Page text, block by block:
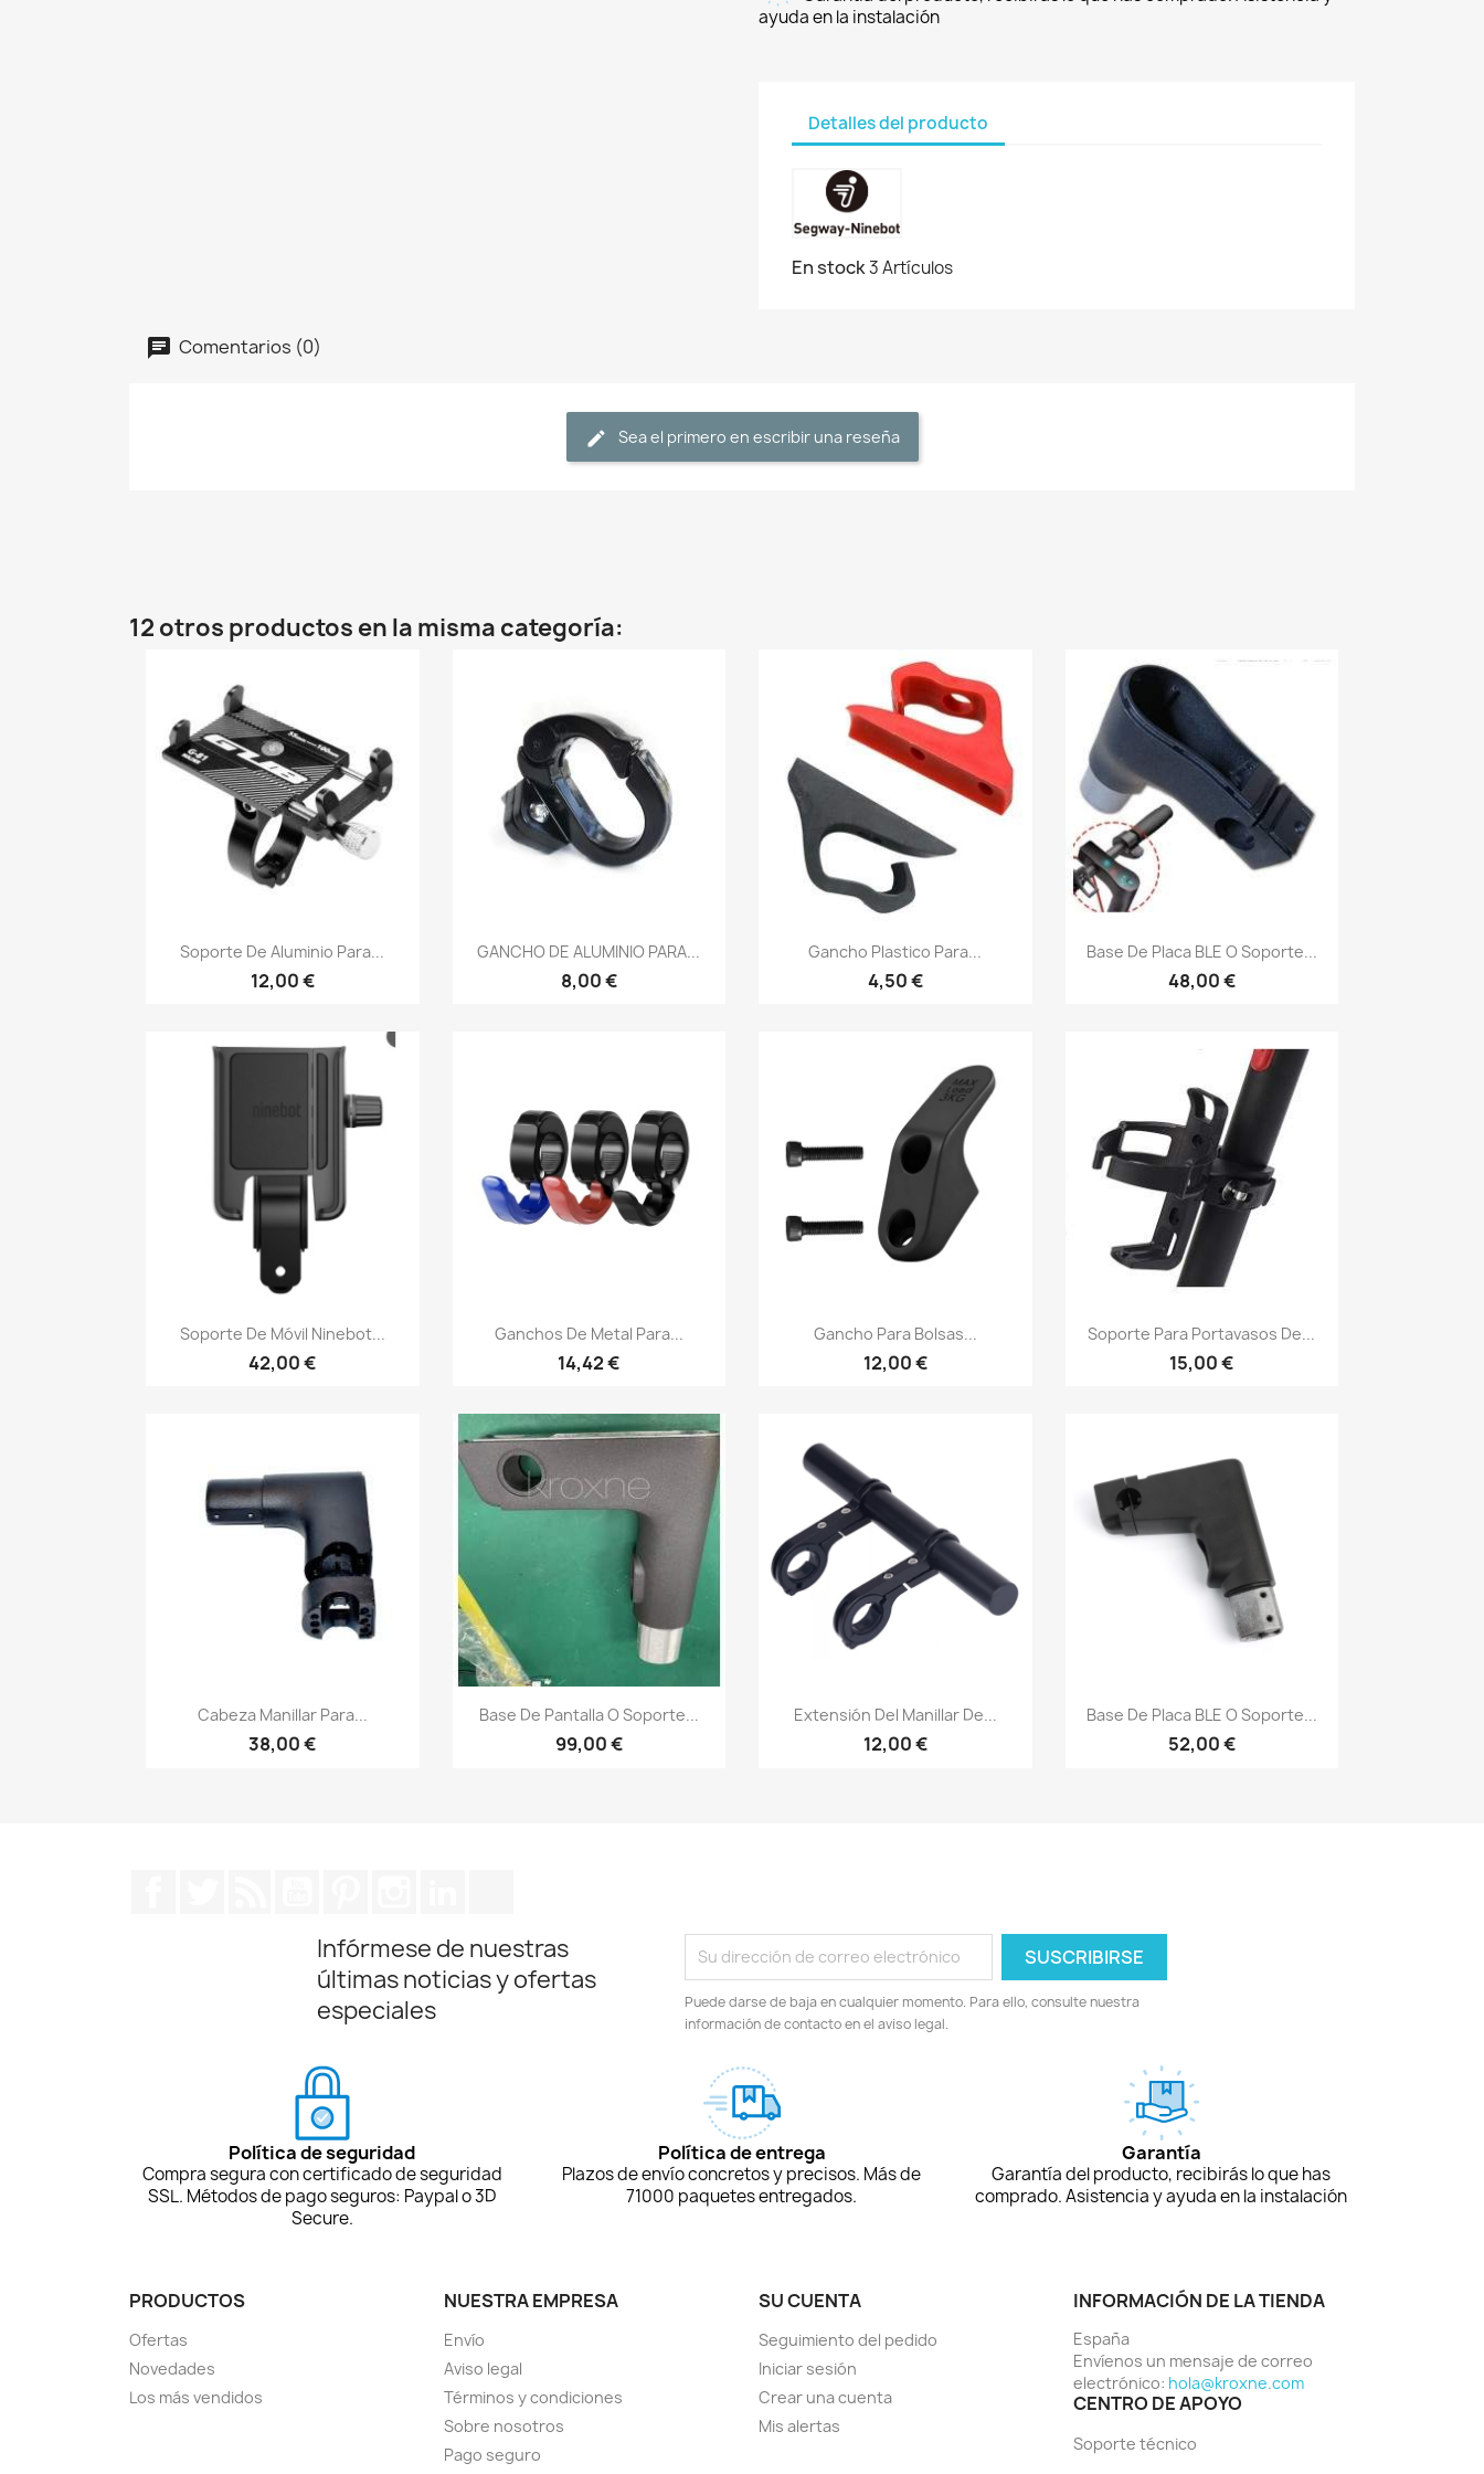
ayuda en la instalación
Detalles del producto
En stock3 Artículos
Comentarios (0)
Sea el primero en escribir una reseña
12 otros productos en la misma categoría:
 Vista rápida
Soporte De Aluminio Para...
12,00 €
Vista rápida
GANCHO DE ALUMINIO PARA...
8,00 €
Vista rápida
Gancho Plastico Para...
4,50 €
Vista rápida
Base De Placa BLE O Soporte...
48,00 €
 Vista rápida
Soporte De Móvil Ninebot...
42,00 €
Vista rápida
Ganchos De Metal Para...
14,42 €
Vista rápida
Gancho Para Bolsas...
12,00 €
Vista rápida
Soporte Para Portavasos De...
15,00 €
Vista rápida
Cabeza Manillar Para...
38,00 €
Vista rápida
Base De Pantalla O Soporte...
99,00 €
Vista rápida
Extensión Del Manillar De...
12,00 €
Vista rápida
Base De Placa BLE O Soporte...
52,00 €
Infórmese de nuestras
últimas noticias y ofertas
especiales
Puede darse de baja en cualquier momento. Para ello, consulte nuestra
información de contacto en el aviso legal.
Política de seguridad
Compra segura con certificado de seguridad
SSL. Métodos de pago seguros: Paypal o 3D
Secure.
Política de entrega
Plazos de envío concretos y precisos. Más de
71000 paquetes entregados.
Garantía
Garantía del producto, recibirás lo que has
comprado. Asistencia y ayuda en la instalación
PRODUCTOS
Ofertas
Novedades
Los más vendidos
NUESTRA EMPRESA
Envío
Aviso legal
Términos y condiciones
Sobre nosotros
Pago seguro
SU CUENTA
Seguimiento del pedido
Iniciar sesión
Crear una cuenta
Mis alertas
INFORMACIÓN DE LA TIENDA
España
Envíenos un mensaje de correo
electrónico: hola@kroxne.com
CENTRO DE APOYO
Soporte técnico